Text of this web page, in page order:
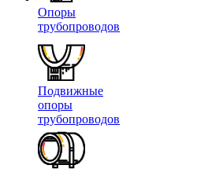
Опоры
трубопроводов
Подвижные
опоры
трубопроводов